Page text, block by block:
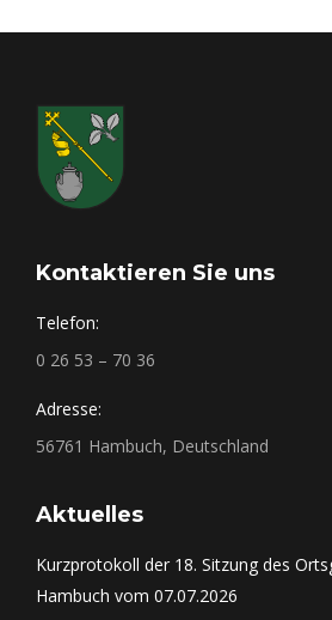
Kontaktieren Sie uns
Telefon:
0 26 53 – 70 36
Adresse:
56761 Hambuch, Deutschland
Aktuelles
Kurzprotokoll der 18. Sitzung des
Hambuch vom 07.07.2026